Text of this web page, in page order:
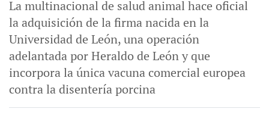
La multinacional de salud animal hace oficial
la adquisición de la firma nacida en la
Universidad de León, una operación
adelantada por Heraldo de León y que
incorpora la única vacuna comercial europea
contra la disentería porcina